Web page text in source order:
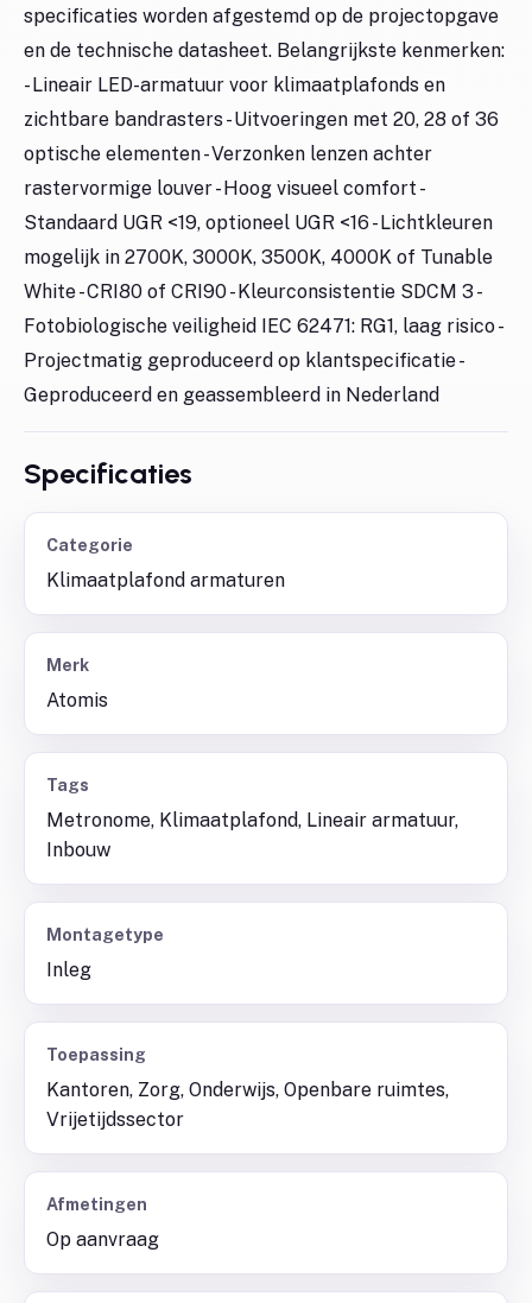
specificaties worden afgestemd op de projectopgave
en de technische datasheet. Belangrijkste kenmerken:
- Lineair LED-armatuur voor klimaatplafonds en
zichtbare bandrasters - Uitvoeringen met 20, 28 of 36
optische elementen - Verzonken lenzen achter
rastervormige louver - Hoog visueel comfort -
Standaard UGR <19, optioneel UGR <16 - Lichtkleuren
mogelijk in 2700K, 3000K, 3500K, 4000K of Tunable
White - CRI80 of CRI90 - Kleurconsistentie SDCM 3 -
Fotobiologische veiligheid IEC 62471: RG1, laag risico -
Projectmatig geproduceerd op klantspecificatie -
Geproduceerd en geassembleerd in Nederland
Specificaties
Categorie
Klimaatplafond armaturen
Merk
Atomis
Tags
Metronome, Klimaatplafond, Lineair armatuur,
Inbouw
Montagetype
Inleg
Toepassing
Kantoren, Zorg, Onderwijs, Openbare ruimtes,
Vrijetijdssector
Afmetingen
Op aanvraag